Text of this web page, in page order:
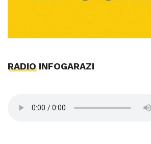
RADIO INFOGARAZI